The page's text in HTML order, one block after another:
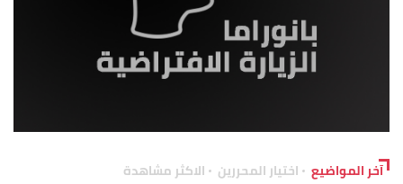
آخر المواضيع اختيار المحررين الاكثر مشاهدة